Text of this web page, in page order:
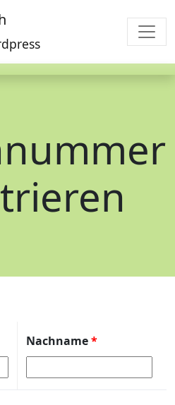
Nachname*